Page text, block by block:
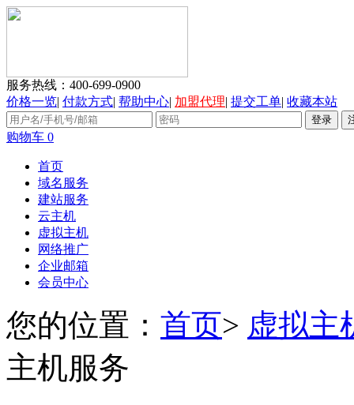
服务热线： 400-699-0900
价格一览| 付款方式| 帮助中心| 加盟代理| 提交工单| 收藏本站
购物车 0
首页
域名服务
建站服务
云主机
虚拟主机
网络推广
企业邮箱
会员中心
您的位置： 首页> 虚拟主
主机服务